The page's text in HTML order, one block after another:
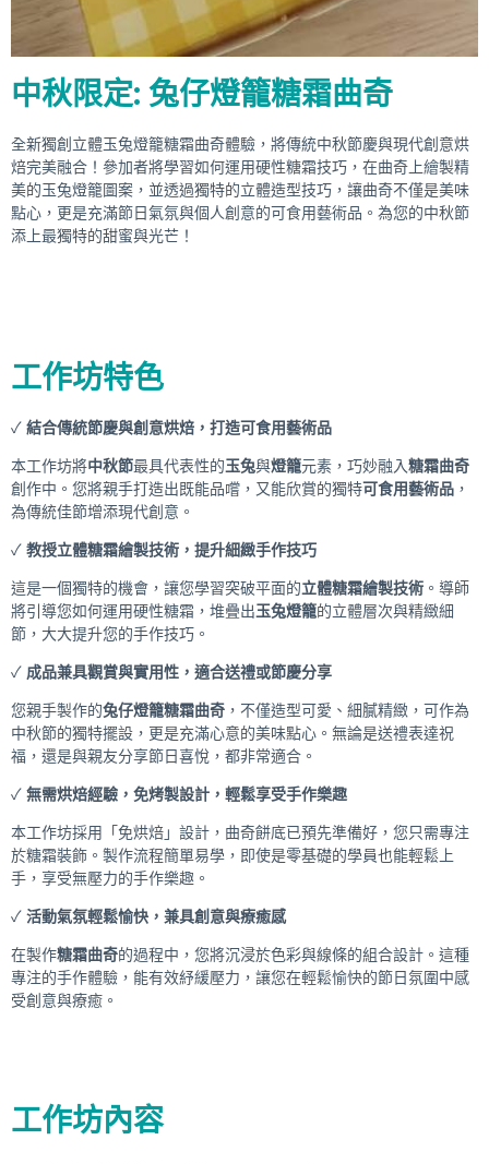
中秋限定: 兔仔燈籠糖霜曲奇
全新獨創立體玉兔燈籠糖霜曲奇體驗，將傳統中秋節慶與現代創意烘
焙完美融合！參加者將學習如何運用硬性糖霜技巧，在曲奇上繪製精
美的玉兔燈籠圖案，並透過獨特的立體造型技巧，讓曲奇不僅是美味
點心，更是充滿節日氣氛與個人創意的可食用藝術品。為您的中秋節
添上最獨特的甜蜜與光芒！
工作坊特色
✓ 結合傳統節慶與創意烘焙，打造可食用藝術品
本工作坊將中秋節最具代表性的玉兔與燈籠元素，巧妙融入糖霜曲奇
創作中。您將親手打造出既能品嚐，又能欣賞的獨特可食用藝術品 ，
為傳統佳節增添現代創意。
✓ 教授立體糖霜繪製技術，提升細緻手作技巧
這是一個獨特的機會，讓您學習突破平面的立體糖霜繪製技術 。導師
將引導您如何運用硬性糖霜，堆疊出玉兔燈籠的立體層次與精緻細
節，大大提升您的手作技巧。
✓ 成品兼具觀賞與實用性，適合送禮或節慶分享
您親手製作的兔仔燈籠糖霜曲奇 ，不僅造型可愛、細膩精緻，可作為
中秋節的獨特擺設，更是充滿心意的美味點心。無論是送禮表達祝
福，還是與親友分享節日喜悅，都非常適合。
✓ 無需烘焙經驗，免烤製設計，輕鬆享受手作樂趣
本工作坊採用「免烘焙」設計，曲奇餅底已預先準備好，您只需專注
於糖霜裝飾。製作流程簡單易學，即使是零基礎的學員也能輕鬆上
手，享受無壓力的手作樂趣。
✓ 活動氣氛輕鬆愉快，兼具創意與療癒感
在製作糖霜曲奇的過程中，您將沉浸於色彩與線條的組合設計。這種
專注的手作體驗，能有效紓緩壓力，讓您在輕鬆愉快的節日氛圍中感
受創意與療癒。
工作坊內容